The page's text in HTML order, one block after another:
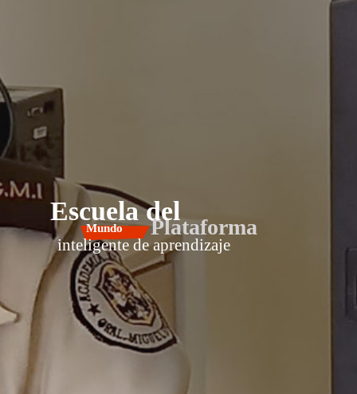
Plataforma
Escuela del
Mundo
inteligente de aprendizaje